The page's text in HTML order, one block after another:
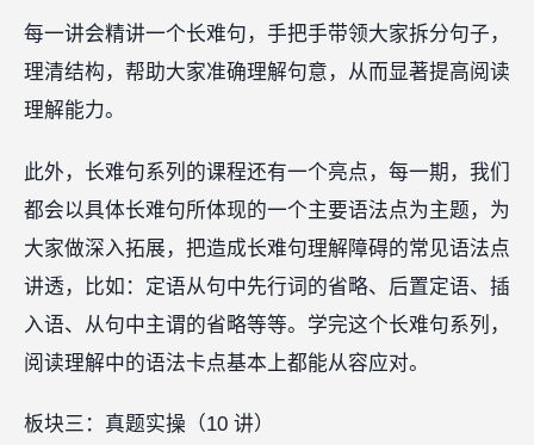
每一讲会精讲一个长难句，手把手带领大家拆分句子，
理清结构，帮助大家准确理解句意，从而显著提高阅读
理解能力。
此外，长难句系列的课程还有一个亮点，每一期，我们
都会以具体长难句所体现的一个主要语法点为主题，为
大家做深入拓展，把造成长难句理解障碍的常见语法点
讲透，比如：定语从句中先行词的省略、后置定语、插
入语、从句中主谓的省略等等。学完这个长难句系列，
阅读理解中的语法卡点基本上都能从容应对。
板块三：真题实操（10 讲）